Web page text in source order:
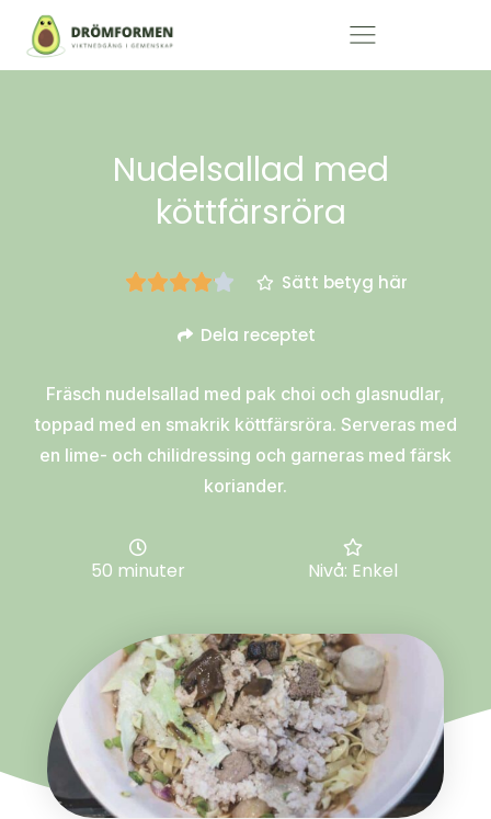
Nudelsallad med
köttfärsröra
Sätt betyg här
Dela receptet
Fräsch nudelsallad med pak choi och glasnudlar,
toppad med en smakrik köttfärsröra. Serveras med
en lime- och chilidressing och garneras med färsk
koriander.
50 minuter Nivå: Enkel